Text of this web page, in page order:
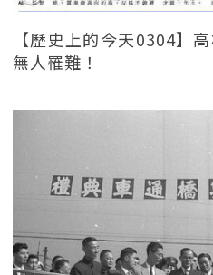
【歷史上的今天0304】
無人罹難！